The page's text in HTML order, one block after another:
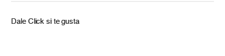
Dale Click si te gusta